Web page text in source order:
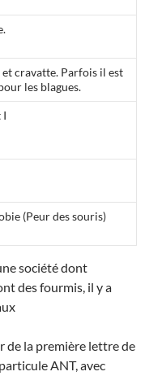
cravatte. Parfois il est
les blagues.
I
(Peur des souris)
société dont
des fourmis, il y a
de la première lettre de
ANT, avec